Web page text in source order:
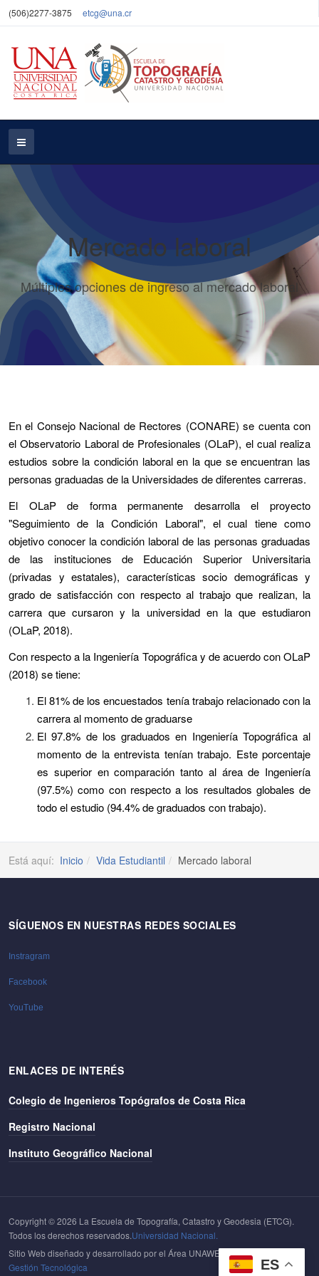
(506)2277-3875 etcg@una.cr
ES
Mercado laboral
Múltiples opciones de ingreso al mercado laboral
En el Consejo Nacional de Rectores (CONARE) se cuenta con
el Observatorio Laboral de Profesionales (OLaP), el cual realiza
estudios sobre la condición laboral en la que se encuentran las
personas graduadas de la Universidades de diferentes carreras.
El OLaP de forma permanente desarrolla el proyecto
"Seguimiento de la Condición Laboral", el cual tiene como
objetivo conocer la condición laboral de las personas graduadas
de las instituciones de Educación Superior Universitaria
(privadas y estatales), características socio demográficas y
grado de satisfacción con respecto al trabajo que realizan, la
carrera que cursaron y la universidad en la que estudiaron
(OLaP, 2018).
Con respecto a la Ingeniería Topográfica y de acuerdo con OLaP
(2018) se tiene:
El 81% de los encuestados tenía trabajo relacionado con la
carrera al momento de graduarse
El 97.8% de los graduados en Ingeniería Topográfica al
momento de la entrevista tenían trabajo. Este porcentaje
es superior en comparación tanto al área de Ingeniería
(97.5%) como con respecto a los resultados globales de
todo el estudio (94.4% de graduados con trabajo).
Está aquí: Inicio Vida Estudiantil Mercado laboral
SÍGUENOS EN NUESTRAS REDES SOCIALES
Instragram
Facebook
YouTube
ENLACES DE INTERÉS
Colegio de Ingenieros Topógrafos de Costa Rica
Registro Nacional
Instituto Geográfico Nacional
Copyright © 2026 La Escuela de Topografía, Catastro y Geodesia (ETCG).
Todos los derechos reservados.Universidad Nacional.
Sitio Web diseñado y desarrollado por el Área UNAWEB delCentro de
Gestión Tecnológica